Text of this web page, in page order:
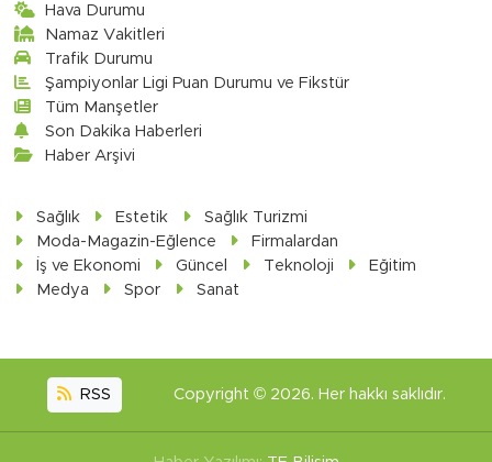
Hava Durumu
Namaz Vakitleri
Trafik Durumu
Şampiyonlar Ligi Puan Durumu ve Fikstür
Tüm Manşetler
Son Dakika Haberleri
Haber Arşivi
Sağlık Estetik
Sağlık Turizmi
Moda-Magazin-Eğlence
Firmalardan
İş ve Ekonomi
Güncel Teknoloji
Eğitim
Medya
Spor Sanat
RSS Copyright © 2026. Her hakkı saklıdır.